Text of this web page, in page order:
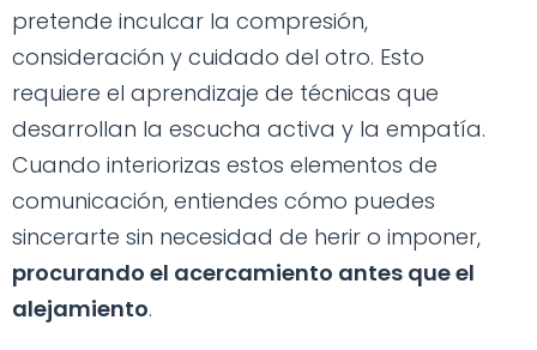
pretende inculcar la compresión,
consideración y cuidado del otro. Esto
requiere el aprendizaje de técnicas que
desarrollan la escucha activa y la empatía.
Cuando interiorizas estos elementos de
comunicación, entiendes cómo puedes
sincerarte sin necesidad de herir o imponer,
procurando el acercamiento antes que el
alejamiento.